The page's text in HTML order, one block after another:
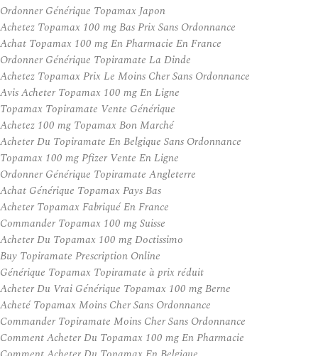
Ordonner Générique Topamax Japon
Achetez Topamax 100 mg Bas Prix Sans Ordonnance
Achat Topamax 100 mg En Pharmacie En France
Ordonner Générique Topiramate La Dinde
Achetez Topamax Prix Le Moins Cher Sans Ordonnance
Avis Acheter Topamax 100 mg En Ligne
Topamax Topiramate Vente Générique
Achetez 100 mg Topamax Bon Marché
Acheter Du Topiramate En Belgique Sans Ordonnance
Topamax 100 mg Pfizer Vente En Ligne
Ordonner Générique Topiramate Angleterre
Achat Générique Topamax Pays Bas
Acheter Topamax Fabriqué En France
Commander Topamax 100 mg Suisse
Acheter Du Topamax 100 mg Doctissimo
Buy Topiramate Prescription Online
Générique Topamax Topiramate à prix réduit
Acheter Du Vrai Générique Topamax 100 mg Berne
Acheté Topamax Moins Cher Sans Ordonnance
Commander Topiramate Moins Cher Sans Ordonnance
Comment Acheter Du Topamax 100 mg En Pharmacie